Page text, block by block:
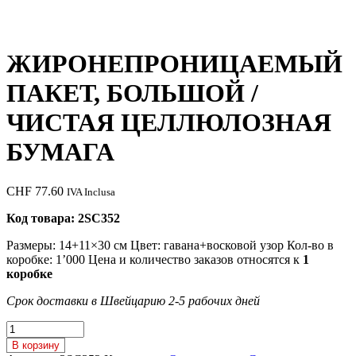
ЖИРОНЕПРОНИЦАЕМЫЙ
ПАКЕТ, БОЛЬШОЙ /
ЧИСТАЯ ЦЕЛЛЮЛОЗНАЯ
БУМАГА
CHF 77.60 IVA Inclusa
Код товара: 2SC352
Размеры: 14+11×30 см Цвет: гавана+восковой узор Кол-во в
коробке: 1’000 Цена и количество заказов относятся к 1
коробке
Срок доставки в Швейцарию 2-5 рабочих дней
Количество
товара
В корзину